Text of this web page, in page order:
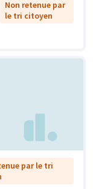
Non retenue par
le tri citoyen
par le tri